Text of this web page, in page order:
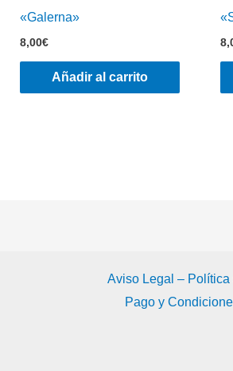
«Galerna»
8,00€
Añadir al carrito
Aviso Legal – Política
Pago y